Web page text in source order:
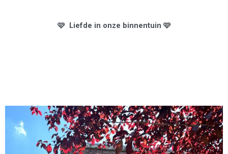
🩷 Liefde in onze binnentuin 🩷